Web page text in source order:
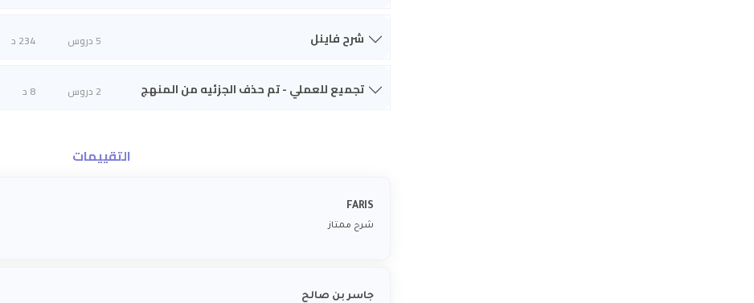
شرح فاينل 5 دروس 234 د
تجميع للعملي - تم حذف الجزئيه من المنهج 2 دروس 8 د
التقييمات
FARIS
شرح ممتاز
جاسر بن صالح